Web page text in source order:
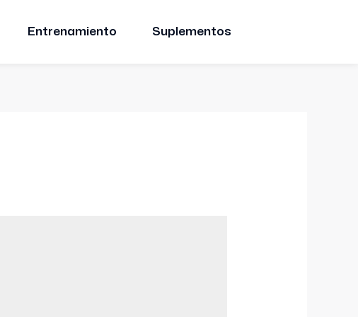
Entrenamiento Suplementos